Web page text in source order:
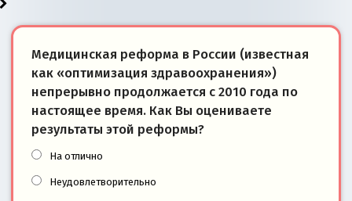
Медицинская реформа в России (известная
как «оптимизация здравоохранения»)
непрерывно продолжается с 2010 года по
настоящее время. Как Вы оцениваете
результаты этой реформы?
На отлично
Неудовлетворительно